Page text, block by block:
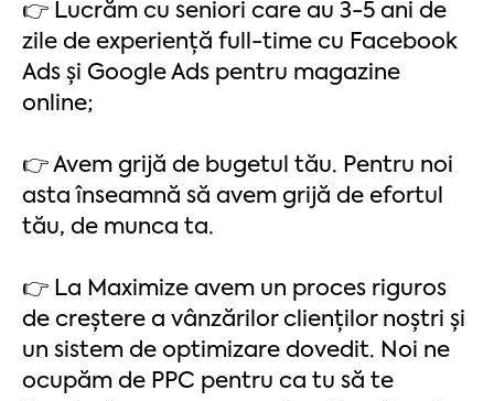
👉 Lucrăm cu seniori care au 3-5 ani de
zile de experiență full-time cu Facebook
Ads și Google Ads pentru magazine
online;
👉 Avem grijă de bugetul tău. Pentru noi
asta înseamnă să avem grijă de efortul
tău, de munca ta.
👉 La Maximize avem un proces riguros
de creștere a vânzărilor clienților noștri și
un sistem de optimizare dovedit. Noi ne
ocupăm de PPC pentru ca tu să te